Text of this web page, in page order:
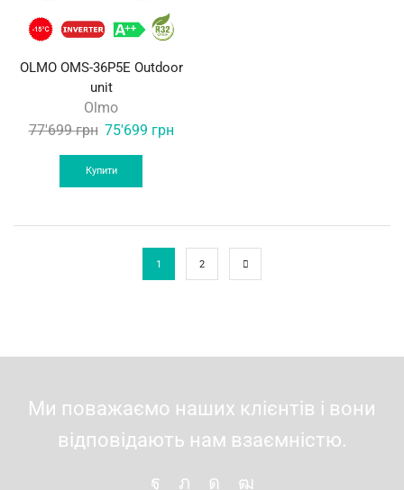
OLMO OMS-36P5E Outdoor
unit
Olmo
77'699грн Original
was:
75'699 грнCurrent
Купити
1 2
Ми поважаємо наших клієнтів і вони
відповідають нам взаємністю.